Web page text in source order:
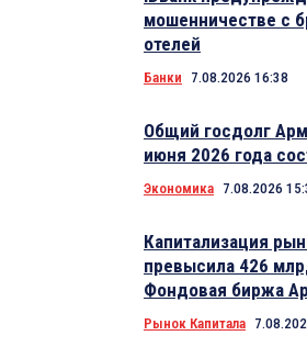
мошенничестве с
отелей
Банки 7.08.2026 16:38
Общий госдолг
июня 2026 года
Экономика 7.08.2026
Капитализация
превысила 426
Фондовая биржа
Рынок Капитала